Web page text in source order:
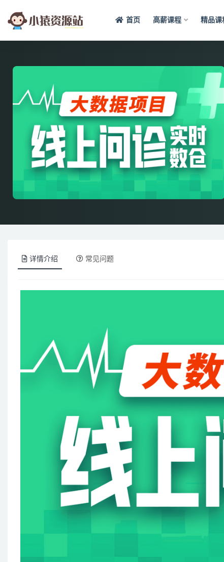
首页 高薪课程 精品课
详情介绍 常见问题